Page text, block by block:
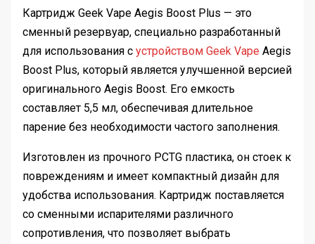
Картридж Geek Vape Aegis Boost Plus — это
сменный резервуар, специально разработанный
для использования с устройством Geek Vape Aegis
Boost Plus, который является улучшенной версией
оригинального Aegis Boost. Его емкость
составляет 5,5 мл, обеспечивая длительное
парение без необходимости частого заполнения.
Изготовлен из прочного PCTG пластика, он стоек к
повреждениям и имеет компактный дизайн для
удобства использования. Картридж поставляется
со сменными испарителями различного
сопротивления, что позволяет выбрать